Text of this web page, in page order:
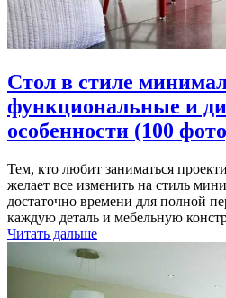
Стол в стиле
функциональные и
особенности (100
Тем, кто любит заниматься
желает все изменить на стиль
достаточно времени для полной
каждую деталь и мебельную
Читать дальше